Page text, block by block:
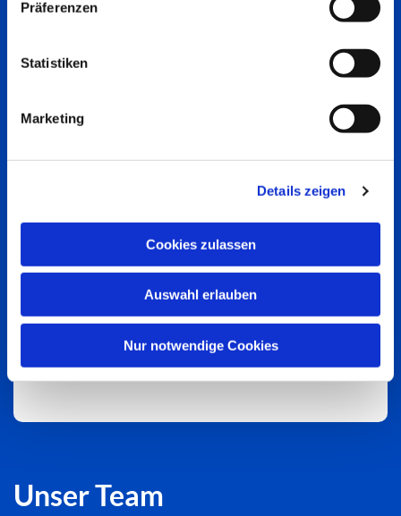
Präferenzen
Statistiken
Marketing
Details zeigen
Cookies zulassen
Auswahl erlauben
Nur notwendige Cookies
Unser Team